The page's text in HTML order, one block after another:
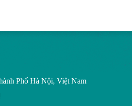
Phố Hà Nội, Việt Nam